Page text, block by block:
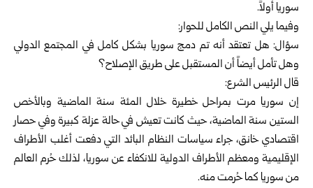
سوريا أولاً.
وفيما يلي النص الكامل للحوار:
سؤال: هل تعتقد أنه تم دمج سوريا بشكل كامل في المجتمع الدولي
وهل تأمل أيضاً أن المستقبل على طريق الإصلاح؟
قال الرئيس الشرع:
إن سوريا مرت بمراحل خطيرة خلال المئة سنة الماضية وبالأخص
الستين سنة الماضية، حيث كانت تعيش في حالة عزلة كبيرة وفي حصار
اقتصادي خانق، جراء سياسات النظام البائد التي دفعت أغلب الأطراف
الإقليمية ومعظم الأطراف الدولية للانكفاء عن سوريا، لذلك حُرم العالم
من سوريا كما حُرمت منه.